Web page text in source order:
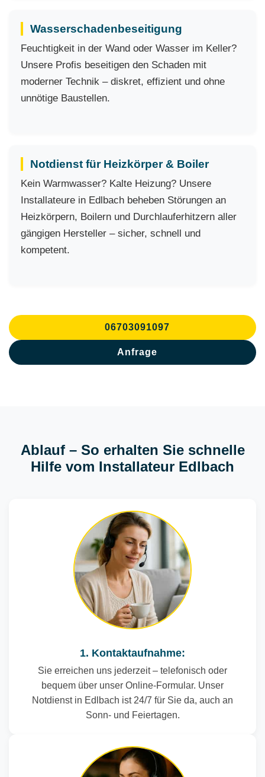
Wasserschadenbeseitigung
Feuchtigkeit in der Wand oder Wasser im Keller?
Unsere Profis beseitigen den Schaden mit
moderner Technik – diskret, effizient und ohne
unnötige Baustellen.
Notdienst für Heizkörper & Boiler
Kein Warmwasser? Kalte Heizung? Unsere
Installateure in Edlbach beheben Störungen an
Heizkörpern, Boilern und Durchlauferhitzern aller
gängigen Hersteller – sicher, schnell und
kompetent.
06703091097
Anfrage
Ablauf – So erhalten Sie schnelle
Hilfe vom Installateur Edlbach
1. Kontaktaufnahme:
Sie erreichen uns jederzeit – telefonisch oder
bequem über unser Online-Formular. Unser
Notdienst in Edlbach ist 24/7 für Sie da, auch an
Sonn- und Feiertagen.